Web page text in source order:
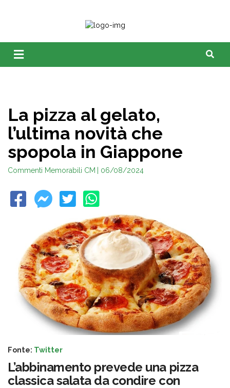
La pizza al gelato,
l’ultima novità che
spopola in Giappone
Commenti Memorabili CM | 06/08/2024
Fonte: Twitter
L’abbinamento prevede una pizza
classica salata da condire con